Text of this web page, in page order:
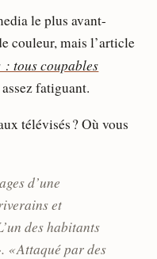
le plus avant-
couleur, mais l’article
tous coupables
fatiguant.
télévisés ? Où vous
d’une
et
des habitants
« Attaqué par des